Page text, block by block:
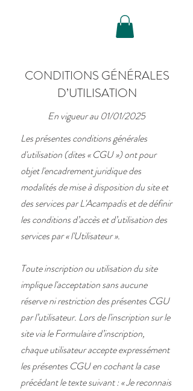
CONDITIONS GÉNÉRALES
D’UTILISATION
En vigueur au 01/01/2025
Les présentes conditions générales
d'utilisation (dites « CGU ») ont pour
objet l'encadrement juridique des
modalités de mise à disposition du site et
des services par L'Acampadis et de définir
les conditions d’accès et d’utilisation des
services par « l'Utilisateur ».
Toute inscription ou utilisation du site
implique l'acceptation sans aucune
réserve ni restriction des présentes CGU
par l’utilisateur. Lors de l'inscription sur le
site via le Formulaire d’inscription,
chaque utilisateur accepte expressément
les présentes CGU en cochant la case
précédant le texte suivant : « Je reconnais